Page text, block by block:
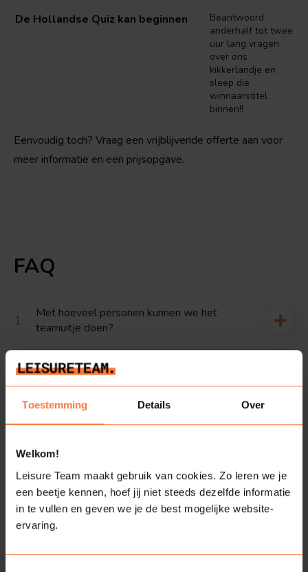
Toestemming Details Over
Welkom!
Leisure Team maakt gebruik van cookies. Zo leren we je
een beetje kennen, hoef jij niet steeds dezelfde informatie
in te vullen en geven we je de best mogelijke website-
ervaring.
De Hollandse Quiz kan beginnen
Beantwoord
anderhalf tot twee
uur lang vragen
over ons
kikkerlandje en
sleep die
winnaarstitel
binnen!!
Eenvoudig toch? Vraag een vrijblijvende offerte aan voor
meer informatie en een prijsopgave.
FAQ
Met hoeveel personen kunnen we het
teamuitje doen?
Hoe werkt een quiz?
Hoe lang duurt een quiz?
Wanneer kunnen we dit teamuitje boeken?
Zijn er naast mijn groep nog andere
deelnemers?